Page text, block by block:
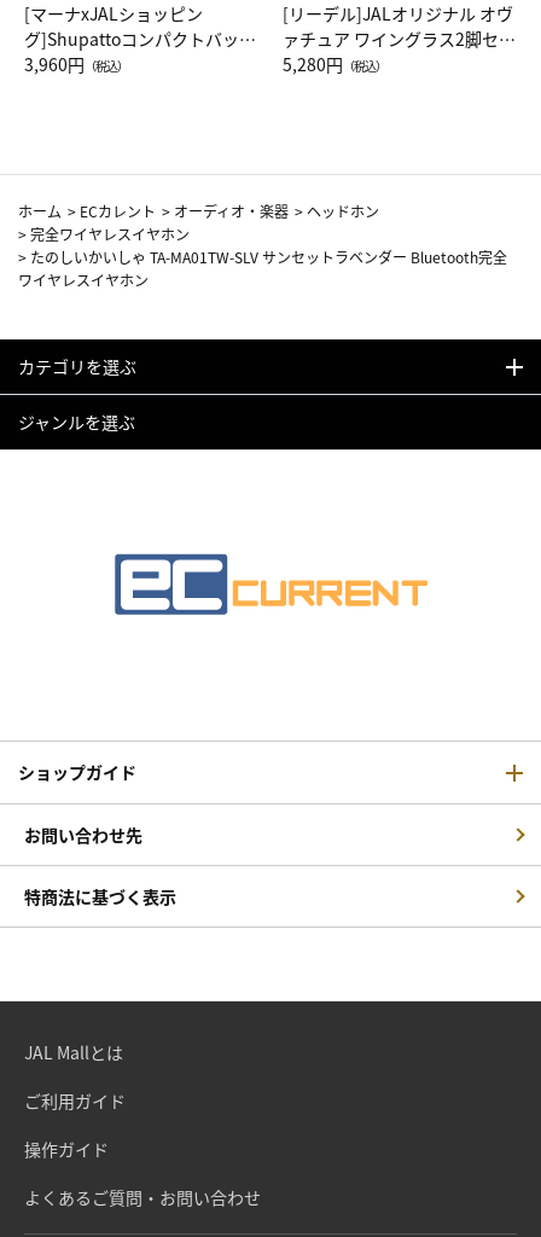
[マーナxJALショッピン
グ]Shupattoコンパクトバッグ
Drop JAL客室乗務員（LC）ス
3,960円 （税込）
[リーデル]JALオリジナル オヴ
ァチュア ワイングラス2脚セッ
ト（レッドワイン）
5,280円 （税込）
ホーム > ECカレント > オーディオ・楽器 > ヘッドホン
>完全ワイヤレスイヤホン
> たのしいかいしゃ TA-MA01TW-SLV サンセットラベンダー Bluetooth完全
ワイヤレスイヤホン
カテゴリを選ぶ
ジャンルを選ぶ
ショップガイド
お問い合わせ先
特商法に基づく表示
JAL Mallとは
ご利用ガイド
操作ガイド
よくあるご質問・お問い合わせ